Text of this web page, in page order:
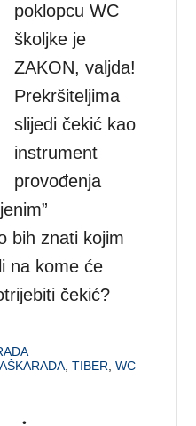
poklopcu WC
školjke je
ZAKON, valjda!
Prekršiteljima
slijedi čekić kao
instrument
provođenja
bih znati kojim
na kome će
čekić?
,TIBER ,WC